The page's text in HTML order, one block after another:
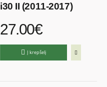
i30 II (2011-2017)
27.00€
Į krepšelį